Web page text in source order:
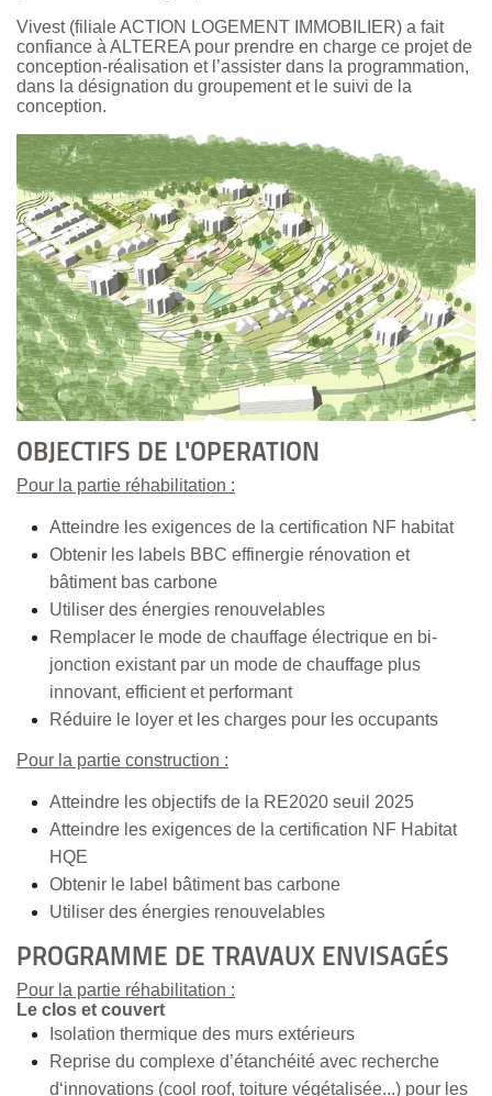
Vivest (filiale ACTION LOGEMENT IMMOBILIER) a fait
confiance à ALTEREA pour prendre en charge ce projet de
conception-réalisation et l’assister dans la programmation,
dans la désignation du groupement et le suivi de la
conception.
OBJECTIFS DE L'OPERATION
Pour la partie réhabilitation :
Atteindre les exigences de la certification NF habitat
Obtenir les labels BBC effinergie rénovation et
bâtiment bas carbone
Utiliser des énergies renouvelables
Remplacer le mode de chauffage électrique en bi-
jonction existant par un mode de chauffage plus
innovant, efficient et performant
Réduire le loyer et les charges pour les occupants
Pour la partie construction :
Atteindre les objectifs de la RE2020 seuil 2025
Atteindre les exigences de la certification NF Habitat
HQE
Obtenir le label bâtiment bas carbone
Utiliser des énergies renouvelables
PROGRAMME DE TRAVAUX ENVISAGÉS
Pour la partie réhabilitation :
Le clos et couvert
Isolation thermique des murs extérieurs
Reprise du complexe d’étanchéité avec recherche
d‘innovations (cool roof, toiture végétalisée...) pour les